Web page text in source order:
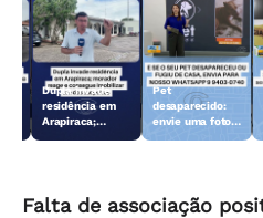
Dupla invade
residência em
Arapiraca;
Pet
desaparecido:
envie uma foto
Falta de associação